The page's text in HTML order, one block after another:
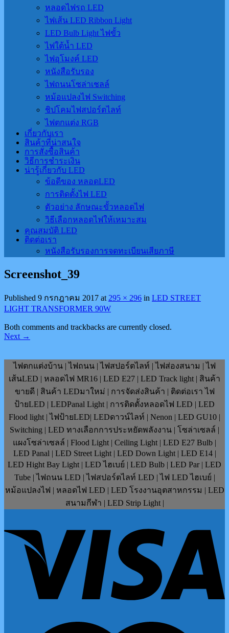
หลอดไฟรถ LED
ไฟเส้น LED Ribbon Light
LED Bulb Light ไฟขั้ว
ไฟใต้น้ำ LED
ไฟอุโมงค์ LED
หนังสือรับรอง
ไฟถนนโซล่าเชลล์
หม้อแปลงไฟ Switching
ชิปโคมไฟสปอร์ตไลท์
ไฟตกแต่ง RGB
เกี่ยวกับเรา
สินค้าที่น่าสนใจ
การสั่งซื้อสินค้า
วิธีการชำระเงิน
น่ารู้เกี่ยวกับ LED
ข้อดีของ หลอดLED
การติดตั้งไฟ LED
ตัวอย่าง ลักษณะขั้วหลอดไฟ
วิธีเลือกหลอดไฟให้เหมาะสม
คุณสมบัติ LED
ติดต่อเรา
หนังสือรับรองการจดทะเบียนเสียภาษี
Screenshot_39
Published 9 กรกฎาคม 2017 at 295 × 296 in LED STREET
LIGHT TRANSFORMER 90W
Both comments and trackbacks are currently closed.
Next →
ไฟตกแต่งบ้าน | ไฟถนน | ไฟสปอร์ตไลท์ | ไฟส่องสนาม | ไฟ
เส้นLED | หลอดไฟ MR16 | LED E27 | LED Track light | สินค้า
ขายดี | สินค้า LEDมาใหม่ | การจัดส่งสินค้า | ติดต่อเรา ไฟ
ป้ายLED | LEDPanal Light | การติดตั้งหลอดไฟ LED | LED
Flood light | ไฟป้ายLED| LEDดาวน์ไลท์ | Nenon | LED GU10 |
Switching | LED ทางเลือกการประหยัดพลังงาน | โซล่าเซลล์ |
แผงโซล่าเซลล์ | Flood Light | Ceiling Light | LED E27 Bulb |
LED Panal | LED Street Light | LED Down Light | LED E14 |
LED Hight Bay Light | LED ไฮเบย์ | LED Bulb | LED Par | LED
Tube | ไฟถนน LED | ไฟสปอร์ตไลท์ LED | ไฟ LED ไฮเบย์ |
หม้อแปลงไฟ | หลอดไฟ LED | LED โรงงานอุตสาหกรรม | LED
สนามกีฬา | LED Strip Light |